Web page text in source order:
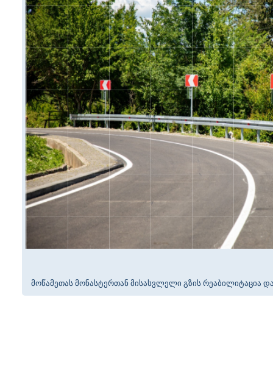
მოწამეთას მონასტერთან მისასვლელი გზის რეაბილიტაცია